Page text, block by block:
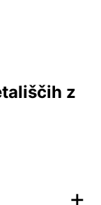
z